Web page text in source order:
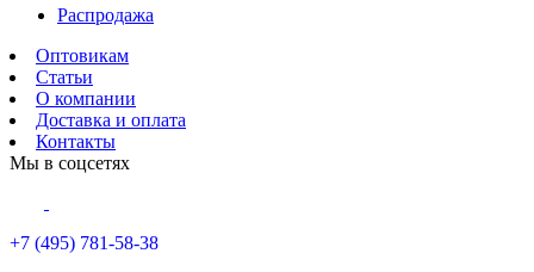
Распродажа
Оптовикам
Статьи
О компании
Доставка и оплата
Контакты
Мы в соцсетях
+7 (495) 781-58-38